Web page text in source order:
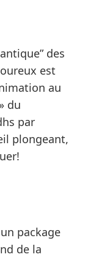
des
est
au
du
par
plongeant,
package
de la